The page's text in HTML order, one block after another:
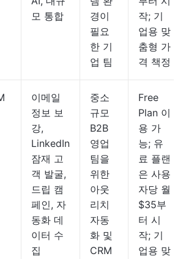
모 통합
경이
필요
한 기
업 팀
작; 기
업용 맞
춤형 가
격 책정
이메일
정보 보
강,
LinkedIn
잠재 고
객 발굴,
드립 캠
페인, 자
동화 데
이터 수
집
중소
규모
B2B
영업
팀을
위한
아웃
리치
자동
화 및
CRM
Free
Plan 이
용 가
능; 유
료 플랜
은 사용
자당 월
$35부
터 시
작; 기
업용 맞